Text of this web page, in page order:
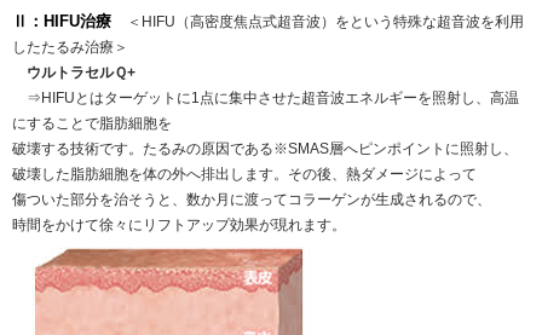
Ⅱ：HIFU治療
＜HIFU（高密度焦点式超音波）をという特殊な超音波を利用
したたるみ治療＞
ウルトラセルＱ+
⇒HIFUとはターゲットに1点に集中させた超音波エネルギーを照射し、高温
にすることで脂肪細胞を
破壊する技術です。たるみの原因である※SMAS層へピンポイントに照射し、
破壊した脂肪細胞を体の外へ排出します。その後、熱ダメージによって
傷ついた部分を治そうと、数か月に渡ってコラーゲンが生成されるので、
時間をかけて徐々にリフトアップ効果が現れます。